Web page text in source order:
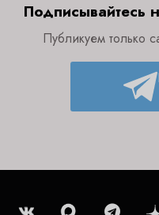
Подписывайтесь
Публикуем только